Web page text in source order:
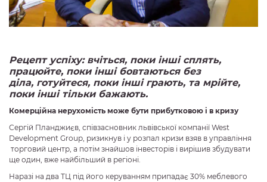
Рецепт успіху: вчіться, поки інші сплять,
працюйте, поки інші бовтаються без
діла, готуйтеся, поки інші грають, та мрійте,
поки інші тільки бажають.
Комерційна нерухомість може бути прибутковою і в кризу
Сергій Планджиєв, співзасновник львівської компанії West
Development Group, ризикнув і у розпал кризи взяв в управління
торговий центр, а потім знайшов інвесторів і вирішив збудувати
ще один, вже найбільший в регіоні.
Наразі на два ТЦ під його керуванням припадає 30% меблевого